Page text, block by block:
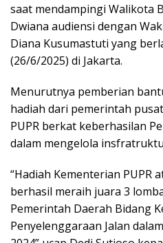
saat mendampingi Walikota
Dwiana audiensi dengan
Diana Kusumastuti yang
(26/6/2025) di Jakarta.
Menurutnya pemberian
hadiah dari pemerintah
PUPR berkat keberhasilan
dalam mengelola
“Hadiah Kementerian PUPR
berhasil meraih juara 3
Pemerintah Daerah Bidang
Penyelenggaraan Jalan